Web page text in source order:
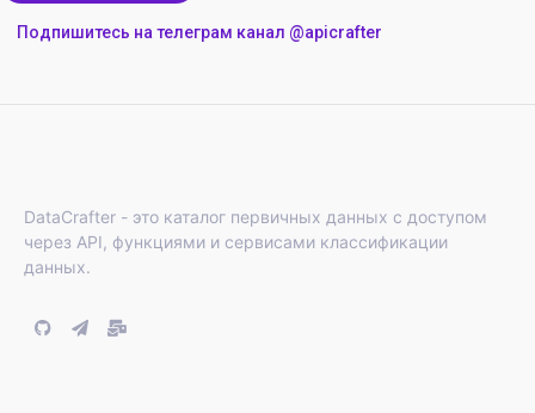
Подпишитесь на телеграм канал @apicrafter
DataCrafter - это каталог первичных данных с доступом
через API, функциями и сервисами классификации
данных.